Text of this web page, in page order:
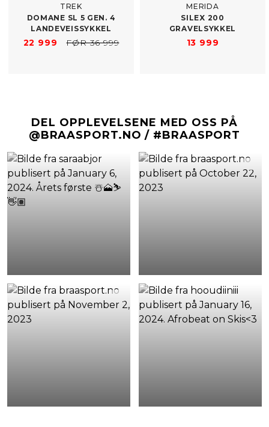
TREK
DOMANE SL 5 GEN. 4
LANDEVEISSYKKEL
22 999 FØR 36 999
MERIDA
SILEX 200
GRAVELSYKKEL
13 999
DEL OPPLEVELSENE MED OSS PÅ
@BRAASPORT.NO / #BRAASPORT